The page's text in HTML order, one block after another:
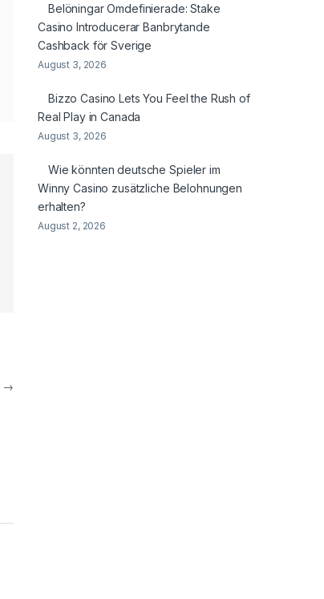
→
Belöningar Omdefinierade: Stake
Casino Introducerar Banbrytande
Cashback för Sverige
August 3, 2026
Bizzo Casino Lets You Feel the Rush of
Real Play in Canada
August 3, 2026
Wie könnten deutsche Spieler im
Winny Casino zusätzliche Belohnungen
erhalten?
August 2, 2026